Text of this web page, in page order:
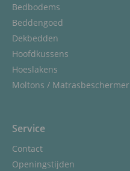
Bedbodems
Beddengoed
Dekbedden
Hoofdkussens
Hoeslakens
Moltons / Matrasbeschermer
Service
Contact
Openingstijden